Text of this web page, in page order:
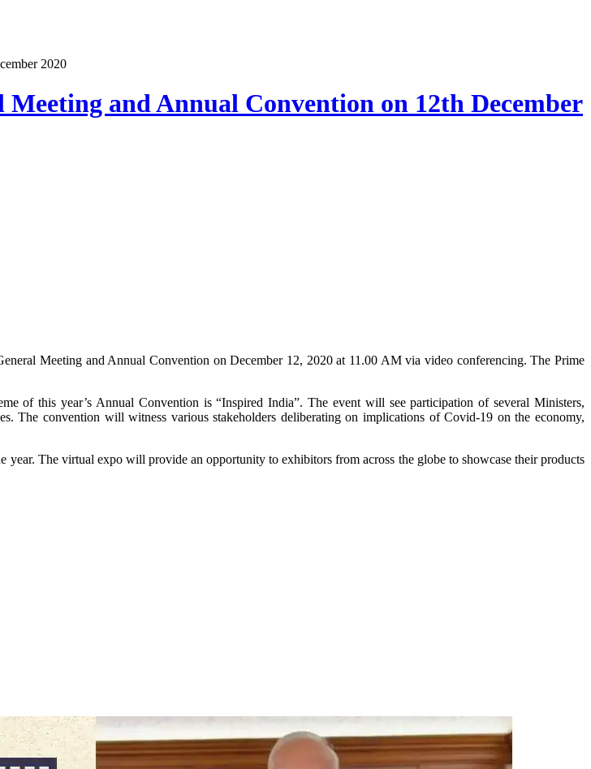
2020
and Annual Convention on 12th December
Meeting and Annual Convention on December 12, 2020 at 11.00 AM via video conferencing. The Prime
this year’s Annual Convention is “Inspired India”. The event will see participation of several Ministers,
The convention will witness various stakeholders deliberating on implications of Covid-19 on the economy,
The virtual expo will provide an opportunity to exhibitors from across the globe to showcase their products